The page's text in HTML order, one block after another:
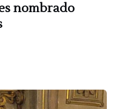
nombrado